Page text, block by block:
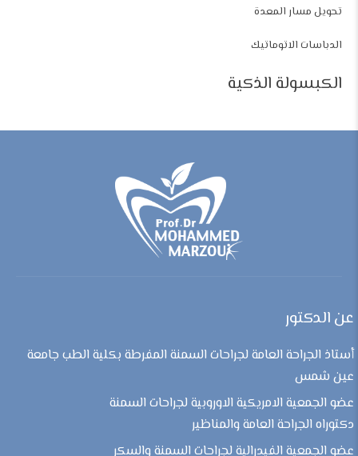
تحويل مسار المعدة
الدباسات الاتوماتيك
الكبسولة الذكية
عن الدكتور
أستاذ الجراحة العامة لجراحات السمنة المفرطة بكلية الطب جامعة
عين شمس
عضو الجمعية الامريكية الاوروبية لجراحات السمنة
دكتوراه الجراحة العامة والمناظير
عضو الجمعية الفيدرالية لجراحات السمنة والسكر